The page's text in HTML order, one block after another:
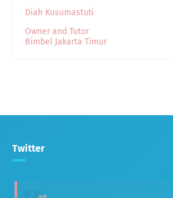
Diah Kusumastuti
Owner and Tutor
Bimbel Jakarta Timur
Twitter